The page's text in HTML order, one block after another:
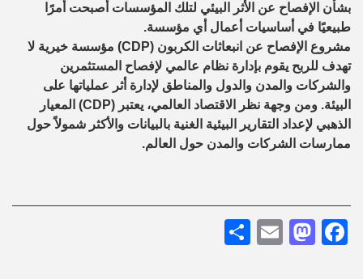
بشأن الإفصاح عن الأثر البيئي لتلك المؤسسات أصبحت أمرًا
طبيعيًا في أساسيات أعمال أي مؤسسة.
مشروع الإفصاح عن انبعاثات الكربون (CDP) مؤسسة خيرية لا
تهدف للربح يقوم بإدارة نظام عالمي لإفصاح المستثمرين
والشركات والمدن والدول والمناطق لإدارة أثر عملياتها على
البيئة. ومن وجهة نظر الاقتصاد العالمي، يعتبر (CDP) المعيار
الذهبي لإعداد التقارير البيئية الغنية بالبيانات والأكثر شمولاً حول
ممارسات الشركات والمدن حول العالم.
Facebook
Mastodon
Email